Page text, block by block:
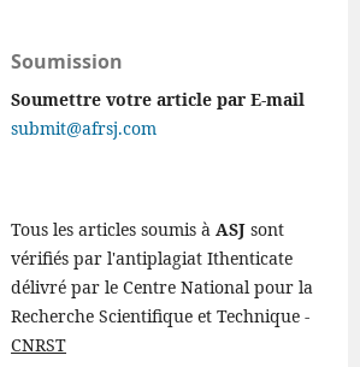
Soumission
Soumettre votre article par E-mail
submit@afrsj.com
Tous les articles soumis àASJ sont
vérifiés par l'antiplagiat Ithenticate
délivré par le Centre National pour la
Recherche Scientifique et Technique -
CNRST